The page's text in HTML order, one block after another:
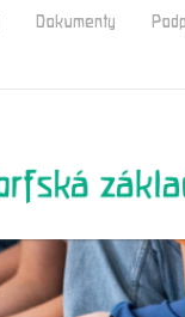
Dokumenty